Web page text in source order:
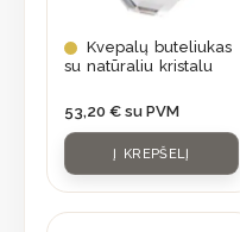
Kvepalų buteliukas
su natūraliu kristalu
53,20 € su PVM
Į KREPŠELĮ